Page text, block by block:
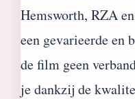
Hemsworth, RZA
een gevarieerde en
de film geen
je dankzij de